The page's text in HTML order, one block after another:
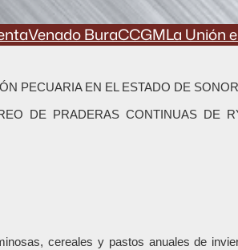
Venado BuraCCGMLa Unión
PECUARIA EN EL ESTADO DE
DE PRADERAS CONTINUAS DE
cereales y pastos anuales de